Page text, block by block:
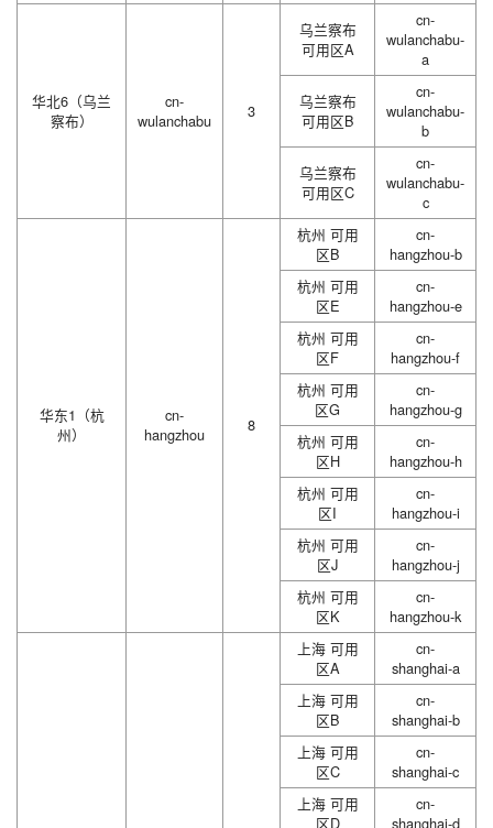
华北6（乌兰
察布）
cn-
wulanchabu
3
乌兰察布
可用区A
cn-
wulanchabu-
a
乌兰察布
可用区B
cn-
wulanchabu-
b
乌兰察布
可用区C
cn-
wulanchabu-
c
华东1（杭
州）
cn-
hangzhou
8
杭州 可用
区B
cn-
hangzhou-b
杭州 可用
区E
cn-
hangzhou-e
杭州 可用
区F
cn-
hangzhou-f
杭州 可用
区G
cn-
hangzhou-g
杭州 可用
区H
cn-
hangzhou-h
杭州 可用
区I
cn-
hangzhou-i
杭州 可用
区J
cn-
hangzhou-j
杭州 可用
区K
cn-
hangzhou-k
上海 可用
区A
cn-
shanghai-a
上海 可用
区B
cn-
shanghai-b
上海 可用
区C
cn-
shanghai-c
上海 可用
区D
cn-
shanghai-d